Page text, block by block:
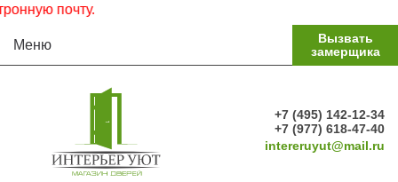
почту.
Меню
Вызвать
замерщика
+7 (495) 142-12-34
+7 (977) 618-47-40
intereruyut@mail.ru